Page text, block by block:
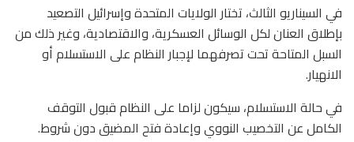
في السيناريو الثالث، تختار الولايات المتحدة وإسرائيل التصعيد
بإطلاق العنان لكل الوسائل العسكرية، والاقتصادية، وغير ذلك من
السبل المتاحة تحت تصرفهما لإجبار النظام على الاستسلام أو
الانهيار.
في حالة الاستسلام، سيكون لزاما على النظام قبول التوقف
الكامل عن التخصيب النووي وإعادة فتح المضيق دون شروط.